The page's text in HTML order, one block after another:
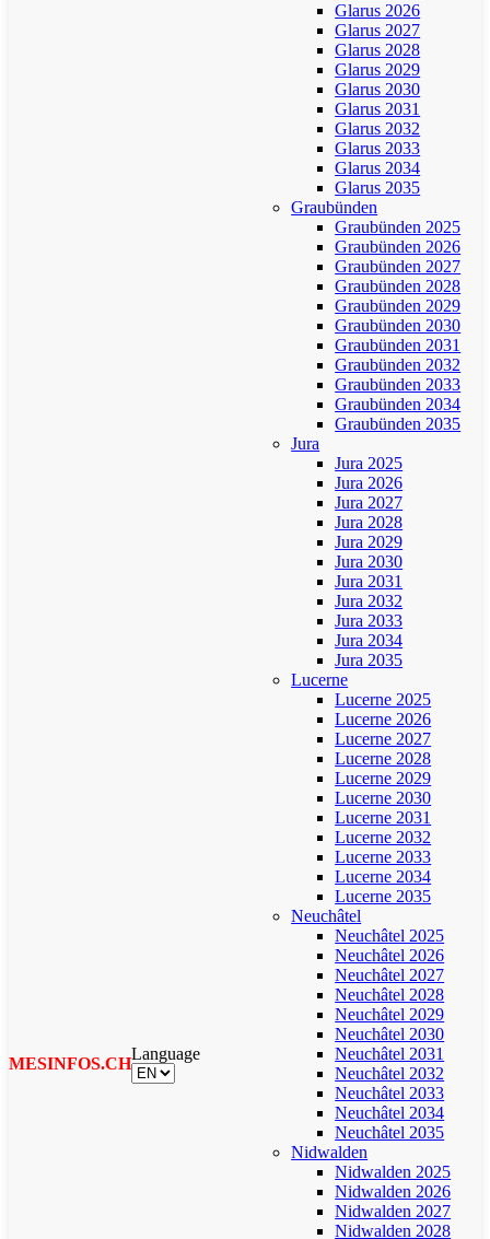
MESINFOS.CH
Language
Glarus 2026
Glarus 2027
Glarus 2028
Glarus 2029
Glarus 2030
Glarus 2031
Glarus 2032
Glarus 2033
Glarus 2034
Glarus 2035
Graubünden
Graubünden 2025
Graubünden 2026
Graubünden 2027
Graubünden 2028
Graubünden 2029
Graubünden 2030
Graubünden 2031
Graubünden 2032
Graubünden 2033
Graubünden 2034
Graubünden 2035
Jura
Jura 2025
Jura 2026
Jura 2027
Jura 2028
Jura 2029
Jura 2030
Jura 2031
Jura 2032
Jura 2033
Jura 2034
Jura 2035
Lucerne
Lucerne 2025
Lucerne 2026
Lucerne 2027
Lucerne 2028
Lucerne 2029
Lucerne 2030
Lucerne 2031
Lucerne 2032
Lucerne 2033
Lucerne 2034
Lucerne 2035
Neuchâtel
Neuchâtel 2025
Neuchâtel 2026
Neuchâtel 2027
Neuchâtel 2028
Neuchâtel 2029
Neuchâtel 2030
Neuchâtel 2031
Neuchâtel 2032
Neuchâtel 2033
Neuchâtel 2034
Neuchâtel 2035
Nidwalden
Nidwalden 2025
Nidwalden 2026
Nidwalden 2027
Nidwalden 2028